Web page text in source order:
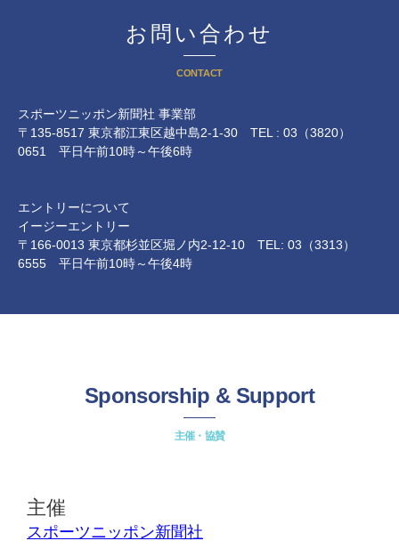
お問い合わせ
CONTACT
スポーツニッポン新聞社 事業部
〒135-8517 東京都江東区越中島2-1-30 TEL : 03（3820）
0651 平日午前10時～午後6時
エントリーについて
イージーエントリー
〒166-0013 東京都杉並区堀ノ内2-12-10 TEL: 03（3313）
6555 平日午前10時～午後4時
Sponsorship & Support
主催・協賛
主催
スポーツニッポン新聞社